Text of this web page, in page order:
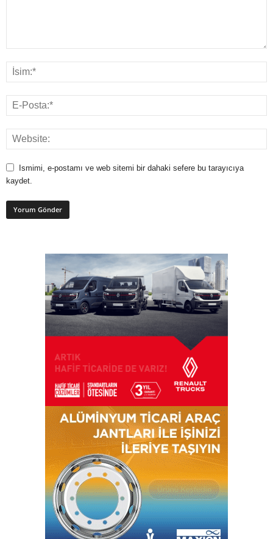
Ismimi, e-postamı ve web sitemi bir dahaki sefere bu tarayıcıya
kaydet.